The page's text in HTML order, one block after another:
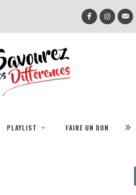
PLAYLIST FAIRE UN DON